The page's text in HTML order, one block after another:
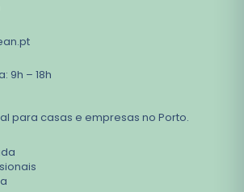
9h – 18h
para casas e empresas no Porto.